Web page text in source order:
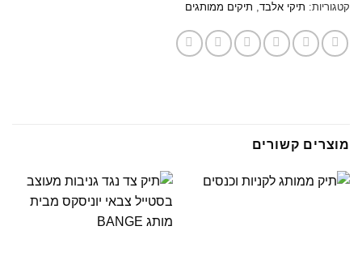
קטגוריות: תיקי אלבד, תיקים ממותגים
מוצרים קשורים